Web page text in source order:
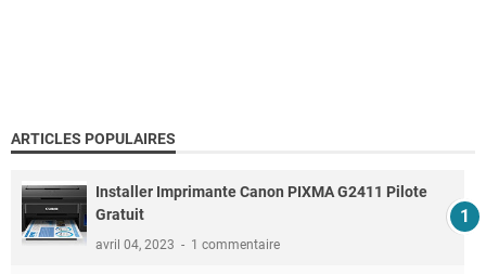
ARTICLES POPULAIRES
Installer Imprimante Canon PIXMA G2411 Pilote
Gratuit
avril 04, 2023 1 commentaire